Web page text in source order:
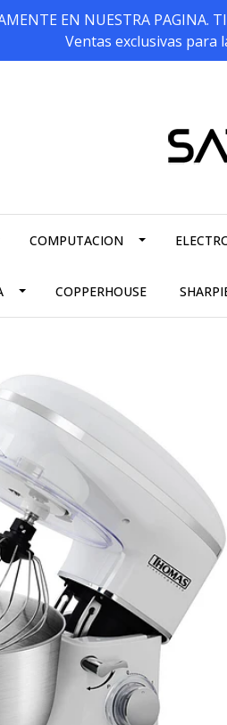
EN NUESTRA PAGINA.
Ventas exclusivas para
COMPUTACION
COPPERHOUSE